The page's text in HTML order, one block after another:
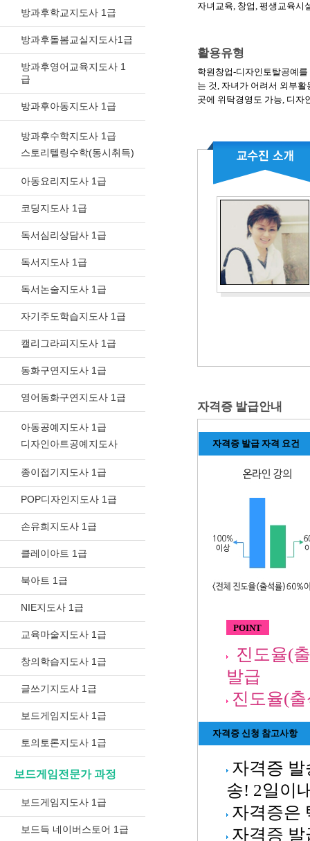
방과후학교지도사 1급
방과후돌봄교실지도사1급
방과후영어교육지도사 1
급
방과후아동지도사 1급
방과후수학지도사 1급
스토리텔링수학(동시취득)
아동요리지도사 1급
코딩지도사 1급
독서심리상담사 1급
독서지도사 1급
독서논술지도사 1급
자기주도학습지도사 1급
캘리그라피지도사 1급
동화구연지도사 1급
영어동화구연지도사 1급
아동공예지도사 1급
디자인아트공예지도사
종이접기지도사 1급
POP디자인지도사 1급
손유희지도사 1급
클레이아트 1급
북아트 1급
NIE지도사 1급
교육마술지도사 1급
창의학습지도사 1급
글쓰기지도사 1급
보드게임지도사 1급
토의토론지도사 1급
보드게임전문가 과정
보드게임지도사 1급
보드득 네이버스토어 1급
자녀교육, 창업, 평생교육시
활용유형
학원창업-디자인토탈공예
는 것, 자녀가 어려서 외부
곳에 위탁경영도 가능, 디자
자격증 발급안내
자격증 발급 자격 요건
POINT
진도율(
발급
진도율(
자격증 신청 참고사항
자격증
송! 2일이
자격증은
자격증